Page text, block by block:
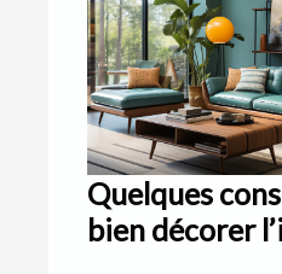
Quelques
bien décorer